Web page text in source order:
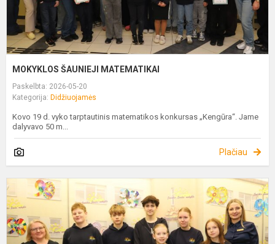
MOKYKLOS ŠAUNIEJI MATEMATIKAI
Paskelbta: 2026-05-20
Kategorija: Didžiuojamės
Kovo 19 d. vyko tarptautinis matematikos konkursas „Kengūra“. Jame
dalyvavo 50 m...
Plačiau